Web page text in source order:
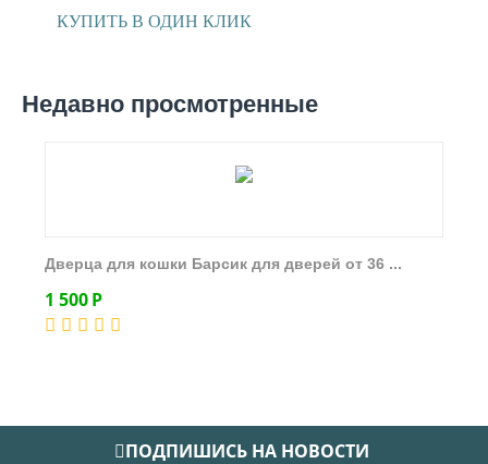
КУПИТЬ В ОДИН КЛИК
Недавно просмотренные
Дверца для кошки Барсик для дверей от 36 ...
1 500Р
ПОДПИШИСЬ НА НОВОСТИ